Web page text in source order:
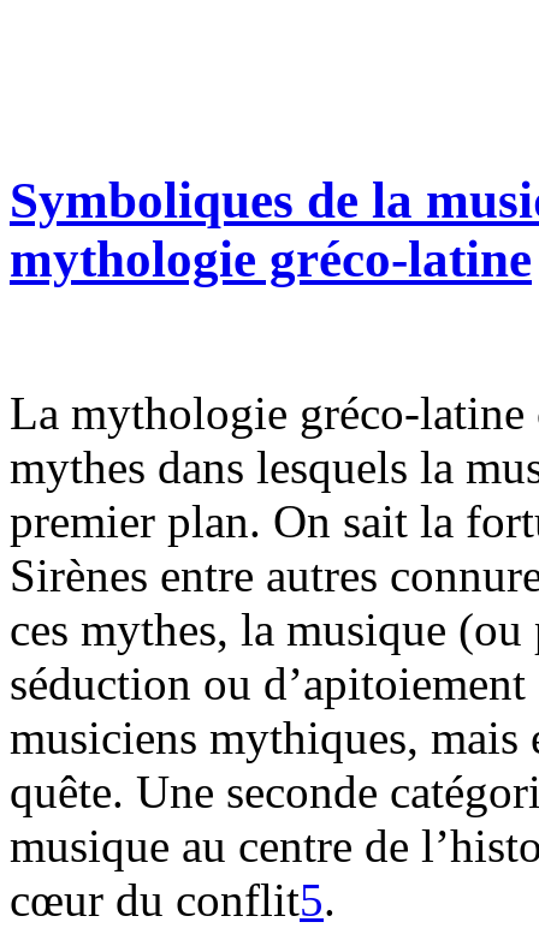
Symboliques de la
mythologie gréco-latine
La mythologie gréco-latine
mythes dans lesquels la
premier plan. On sait la
Sirènes entre autres
ces mythes, la musique
séduction ou
musiciens mythiques, mais
quête. Une seconde
musique au centre de
cœur du conflit5.